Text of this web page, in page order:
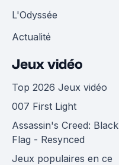
L'Odyssée
Actualité
Jeux vidéo
Top 2026 Jeux vidéo
007 First Light
Assassin's Creed: Black
Flag - Resynced
Jeux populaires en ce